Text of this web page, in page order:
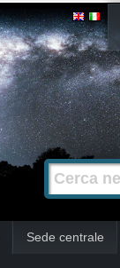
Cerca nel
Sede centrale